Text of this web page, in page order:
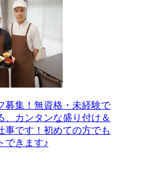
募集！無資格・未経験で
、カンタンな盛り付け＆
事です！初めての方でも
できます♪